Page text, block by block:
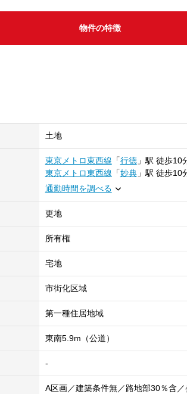
物件の特徴
土地
東京メトロ東西線 「行徳」駅 徒歩10
東京メトロ東西線 「妙典」駅 徒歩10
通勤時間を調べる
更地
所有権
宅地
市街化区域
第一種住居地域
東南5.9m（公道）
-
A区画／建築条件無／路地部30％含